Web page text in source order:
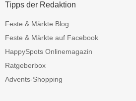
Tipps der Redaktion
Feste & Märkte Blog
Feste & Märkte auf Facebook
HappySpots Onlinemagazin
Ratgeberbox
Advents-Shopping